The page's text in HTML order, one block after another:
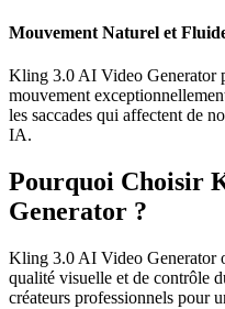
Mouvement Naturel et
Kling 3.0 AI Video Generator
mouvement
les saccades qui affectent de
IA.
Pourquoi Choisir
Generator ?
Kling 3.0 AI Video Generator
qualité visuelle et de contrôle
créateurs professionnels pour